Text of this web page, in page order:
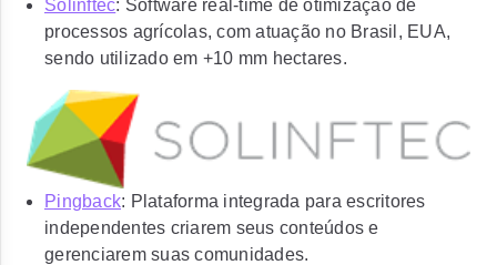
Solinftec: Software real-time de otimização de
processos agrícolas, com atuação no Brasil, EUA,
sendo utilizado em +10 mm hectares.
Pingback: Plataforma integrada para escritores
independentes criarem seus conteúdos e
gerenciarem suas comunidades.